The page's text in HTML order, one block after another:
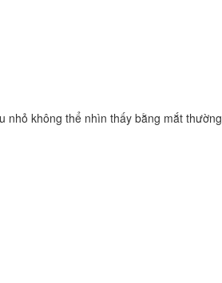
nhỏ không thể nhìn thấy bằng mắt thường